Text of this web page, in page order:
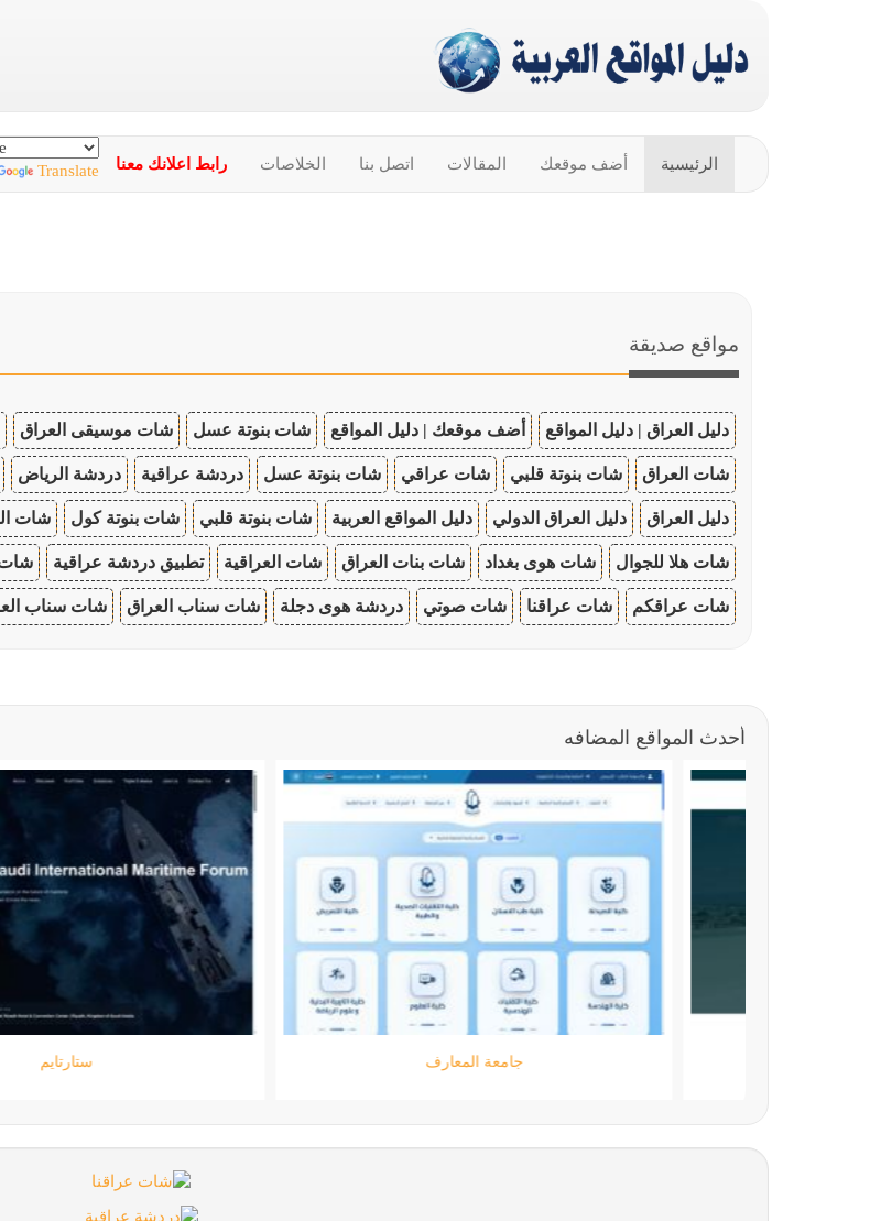
الرئيسية أضف موقعك المقالات اتصل بنا الخلاصات رابط اعلانك معنا Translate
مواقع صديقة
دليل العراق | دليل المواقع أضف موقعك | دليل المواقع شات بنوتة عسل شات موسيقى العراق
شات العراق شات بنوتة قلبي شات عراقي شات بنوتة عسل دردشة عراقية دردشة الرياض
دليل العراق دليل العراق الدولي دليل المواقع العربية شات بنوتة قلبي شات بنوتة كول شات
شات هلا للجوال شات هوى بغداد شات بنات العراق شات العراقية تطبيق دردشة عراقية
شات عراقكم شات عراقنا شات صوتي دردشة هوى دجلة شات سناب العراق شات سناب
أحدث المواقع المضافه
مؤسسة كود الحضارة